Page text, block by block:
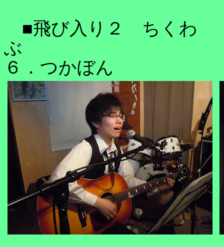
■飛び入り２ ちくわ
６．つかぼん